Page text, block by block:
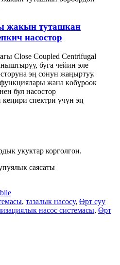
жакын туташкан
насостор
Close Coupled Centrifugal
буга чейин эле
эң сонун жаңыртуу.
жана көбүрөөк
бул насостор
спектри үчүн эң
укуктар корголгон.
саясаты
, тазалык насосу, Өрт суу
насос системасы, Өрт